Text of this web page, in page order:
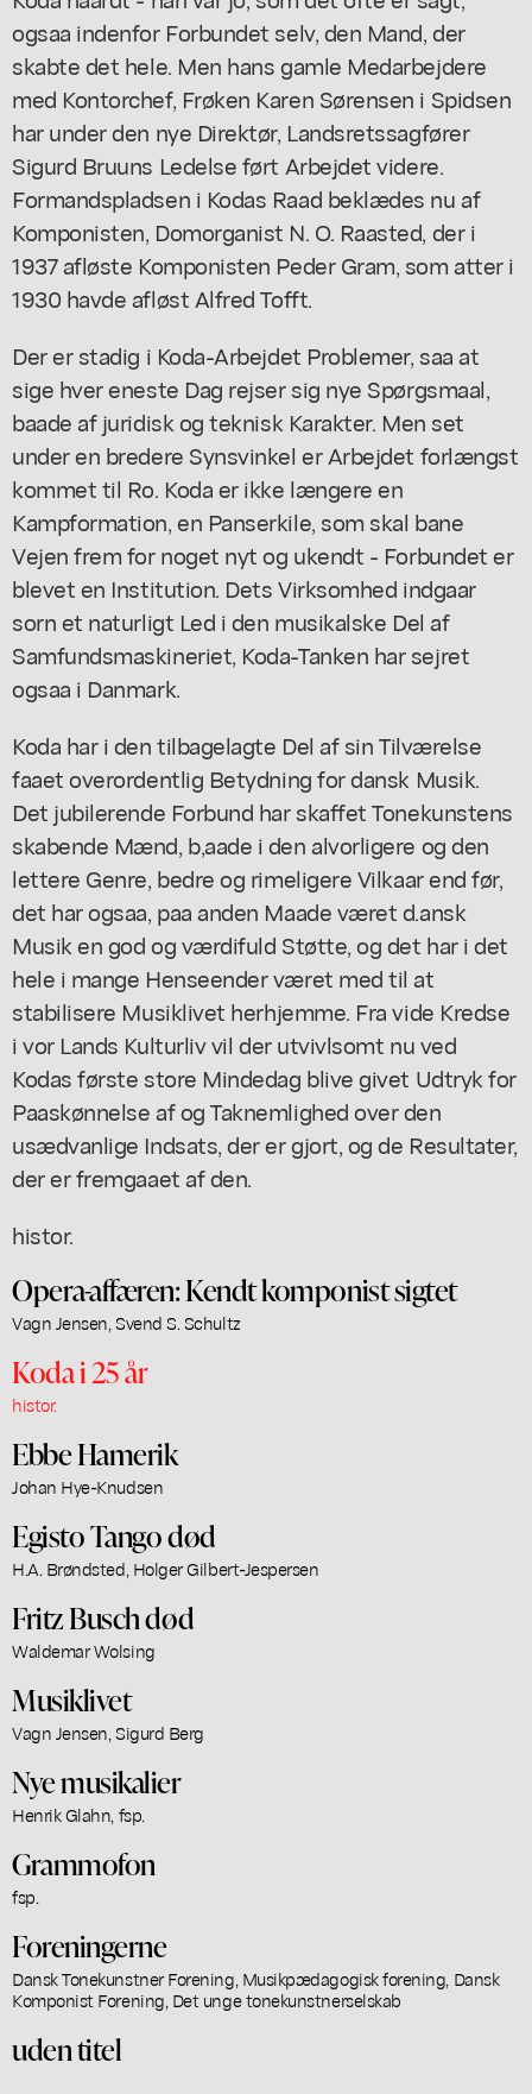
ogsaa indenfor Forbundet selv, den Mand, der
skabte det hele. Men hans gamle Medarbejdere
med Kontorchef, Frøken Karen Sørensen i Spidsen
har under den nye Direktør, Landsretssagfører
Sigurd Bruuns Ledelse ført Arbejdet videre.
Formandspladsen i Kodas Raad beklædes nu af
Komponisten, Domorganist N. O. Raasted, der i
1937 afløste Komponisten Peder Gram, som atter i
1930 havde afløst Alfred Tofft.
Der er stadig i Koda-Arbejdet Problemer, saa at
sige hver eneste Dag rejser sig nye Spørgsmaal,
baade af juridisk og teknisk Karakter. Men set
under en bredere Synsvinkel er Arbejdet forlængst
kommet til Ro. Koda er ikke længere en
Kampformation, en Panserkile, som skal bane
Vejen frem for noget nyt og ukendt - Forbundet er
blevet en Institution. Dets Virksomhed indgaar
sorn et naturligt Led i den musikalske Del af
Samfundsmaskineriet, Koda-Tanken har sejret
ogsaa i Danmark.
Koda har i den tilbagelagte Del af sin Tilværelse
faaet overordentlig Betydning for dansk Musik.
Det jubilerende Forbund har skaffet Tonekunstens
skabende Mænd, b,aade i den alvorligere og den
lettere Genre, bedre og rimeligere Vilkaar end før,
det har ogsaa, paa anden Maade været d.ansk
Musik en god og værdifuld Støtte, og det har i det
hele i mange Henseender været med til at
stabilisere Musiklivet herhjemme. Fra vide Kredse
i vor Lands Kulturliv vil der utvivlsomt nu ved
Kodas første store Mindedag blive givet Udtryk for
Paaskønnelse af og Taknemlighed over den
usædvanlige Indsats, der er gjort, og de Resultater,
der er fremgaaet af den.
histor.
Opera-affæren: Kendt komponist sigtet
Vagn Jensen, Svend S. Schultz
Koda i 25 år
histor.
Ebbe Hamerik
Johan Hye-Knudsen
Egisto Tango død
H.A. Brøndsted, Holger Gilbert-Jespersen
Fritz Busch død
Waldemar Wolsing
Musiklivet
Vagn Jensen, Sigurd Berg
Nye musikalier
Henrik Glahn, fsp.
Grammofon
fsp.
Foreningerne
Dansk Tonekunstner Forening, Musikpædagogisk forening, Dansk
Komponist Forening, Det unge tonekunstnerselskab
uden titel